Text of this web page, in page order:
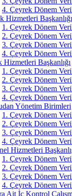
4. Çeyrek Dönem
Hizmetleri Başkanlığı
1. Çeyrek Dönem
2. Çeyrek Dönem
3. Çeyrek Dönem
4. Çeyrek Dönem
Hizmetleri Başkanlığı
1. Çeyrek Dönem
2. Çeyrek Dönem
3. Çeyrek Dönem
4. Çeyrek Dönem
Yönetim Birimleri
1. Çeyrek Dönem
2. Çeyrek Dönem
3. Çeyrek Dönem
4. Çeyrek Dönem
Hizmetleri
1. Çeyrek Dönem
2. Çeyrek Dönem
3. Çeyrek Dönem
4. Çeyrek Dönem
Ait İç Kontrol